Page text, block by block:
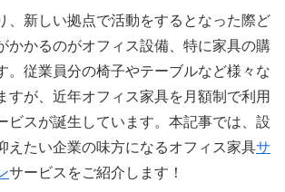
、新しい拠点で活動をするとなった際ど
かかるのがオフィス設備、特に家具の購
。従業員分の椅子やテーブルなど様々な
すが、近年オフィス家具を月額制で利用
ビスが誕生しています。本記事では、設
えたい企業の味方になるオフィス家具サ
サービスをご紹介します！